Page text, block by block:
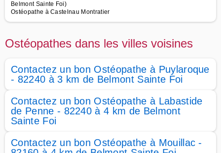
Belmont Sainte Foi)
Ostéopathe à Castelnau Montratier
Ostéopathes dans les villes voisines
Contactez un bon Ostéopathe à Puylaroque
- 82240 à 3 km de Belmont Sainte Foi
Contactez un bon Ostéopathe à Labastide
de Penne - 82240 à 4 km de Belmont
Sainte Foi
Contactez un bon Ostéopathe à Mouillac -